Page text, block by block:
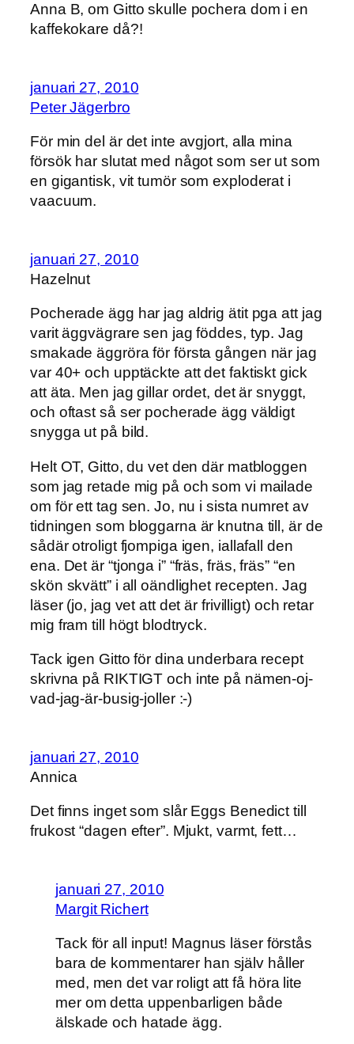
Anna B, om Gitto skulle pochera dom i en
kaffekokare då?!
januari 27, 2010
Peter Jägerbro
För min del är det inte avgjort, alla mina
försök har slutat med något som ser ut som
en gigantisk, vit tumör som exploderat i
vaacuum.
januari 27, 2010
Hazelnut
Pocherade ägg har jag aldrig ätit pga att jag
varit äggvägrare sen jag föddes, typ. Jag
smakade äggröra för första gången när jag
var 40+ och upptäckte att det faktiskt gick
att äta. Men jag gillar ordet, det är snyggt,
och oftast så ser pocherade ägg väldigt
snygga ut på bild.
Helt OT, Gitto, du vet den där matbloggen
som jag retade mig på och som vi mailade
om för ett tag sen. Jo, nu i sista numret av
tidningen som bloggarna är knutna till, är de
sådär otroligt fjompiga igen, iallafall den
ena. Det är “tjonga i” “fräs, fräs, fräs” “en
skön skvätt” i all oändlighet recepten. Jag
läser (jo, jag vet att det är frivilligt) och retar
mig fram till högt blodtryck.
Tack igen Gitto för dina underbara recept
skrivna på RIKTIGT och inte på nämen-oj-
vad-jag-är-busig-joller :-)
januari 27, 2010
Annica
Det finns inget som slår Eggs Benedict till
frukost “dagen efter”. Mjukt, varmt, fett…
januari 27, 2010
Margit Richert
Tack för all input! Magnus läser förstås
bara de kommentarer han själv håller
med, men det var roligt att få höra lite
mer om detta uppenbarligen både
älskade och hatade ägg.